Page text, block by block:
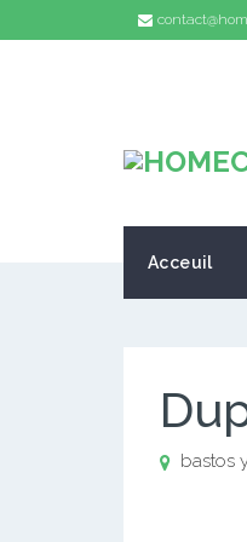
Acceuil
bastos